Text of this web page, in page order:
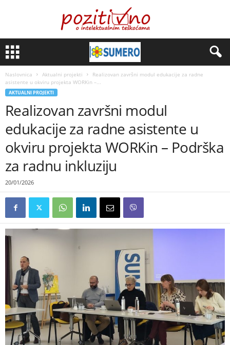
Naslovnica Aktualni projekti
Realizovan završni modul edukacije za radne
asistente u okviru projekta WORKin –...
AKTUALNI PROJEKTI
Realizovan završni modul
edukacije za radne asistente u
okviru projekta WORKin – Podrška
za radnu inkluziju
20/01/2026